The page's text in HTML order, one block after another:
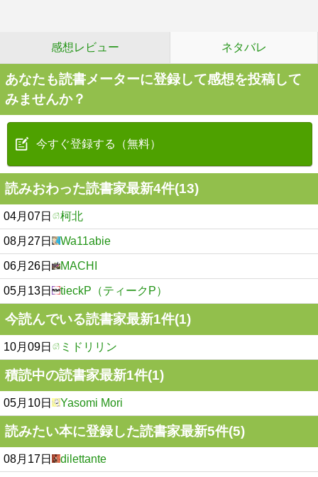
感想レビュー ネタバレ
あなたも読書メーターに登録して感想を投稿して
みませんか？
今すぐ登録する（無料）
読みおわった読書家最新4件(13)
04月07日 柯北
08月27日 Wa11abie
06月26日 MACHI
05月13日 tieckP（ティークP）
今読んでいる読書家最新1件(1)
10月09日 ミドリリン​
積読中の読書家最新1件(1)
05月10日 Yasomi Mori
読みたい本に登録した読書家最新5件(5)
08月17日 dilettante